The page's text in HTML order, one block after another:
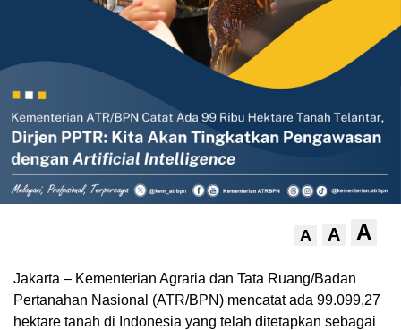
A A A
Jakarta – Kementerian Agraria dan Tata Ruang/Badan
Pertanahan Nasional (ATR/BPN) mencatat ada 99.099,27
hektare tanah di Indonesia yang telah ditetapkan sebagai